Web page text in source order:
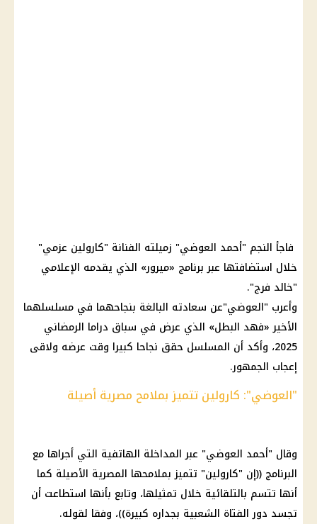
فاجأ النجم "أحمد العوضي" زميلته الفنانة "كارولين عزمي"
خلال استضافتها عبر برنامج «ميرور» الذي يقدمه الإعلامي
"خالد فرج".
وأعرب "العوضي"عن سعادته البالغة بنجاحهما في مسلسلهما
الأخير «فهد البطل» الذي عرض في سباق دراما الرمضاني
2025، وأكد أن المسلسل حقق نجاحا كبيرا وقت عرضه ولاقى
إعجاب الجمهور.
"العوضي": كارولين تتميز بملامح مصرية أصيلة
وقال "أحمد العوضي" عبر المداخلة الهاتفية التي أجراها مع
البرنامج ((إن "كارولين" تتميز بملامحها المصرية الأصيلة كما
أنها تتسم بالتلقائية خلال تمثيلها، وتابع بأنها استطاعت أن
تجسد دور الفتاة الشعبية بجداره كبيرة))، وفقا لقوله.